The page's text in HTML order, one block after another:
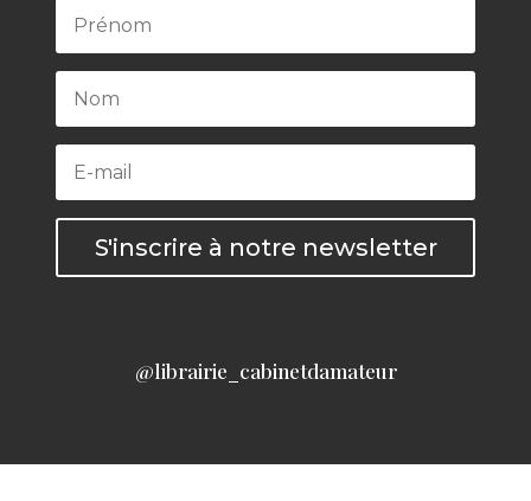
S'inscrire à notre newsletter
@librairie_cabinetdamateur